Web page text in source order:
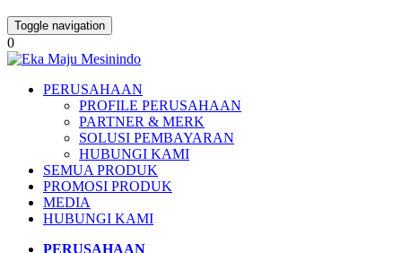
Toggle navigation
0
PERUSAHAAN
PROFILE PERUSAHAAN
PARTNER & MERK
SOLUSI PEMBAYARAN
HUBUNGI KAMI
SEMUA PRODUK
PROMOSI PRODUK
MEDIA
HUBUNGI KAMI
PERUSAHAAN